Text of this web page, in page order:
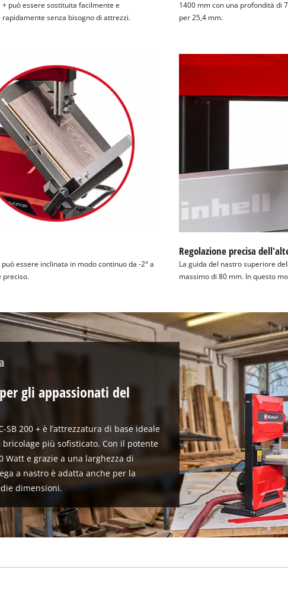
+ può essere sostituita facilmente e
rapidamente senza bisogno di attrezzi.
1400 mm con una profondità di
per 25,4 mm.
essere inclinata in modo continuo da -2° a
preciso.
Regolazione precisa
La guida del nastro superiore
massimo di 80 mm. In questo
gli appassionati del
SB 200 + è l’attrezzatura di base ideale
più sofisticato. Con il potente
Watt e grazie a una larghezza di
a nastro è adatta anche per la
dimensioni.